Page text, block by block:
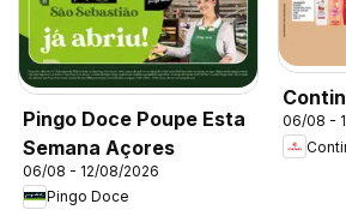
Pingo Doce Poupe Esta
Semana Açores
06/08 - 12/08/2026
Pingo Doce
06/08 -